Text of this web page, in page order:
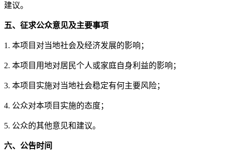
建议。
五、征求公众意见及主要事项
1. 本项目对当地社会及经济发展的影响；
2. 本项目用地对居民个人或家庭自身利益的影响；
3. 本项目实施对当地社会稳定有何主要风险；
4. 公众对本项目实施的态度；
5. 公众的其他意见和建议。
六、公告时间